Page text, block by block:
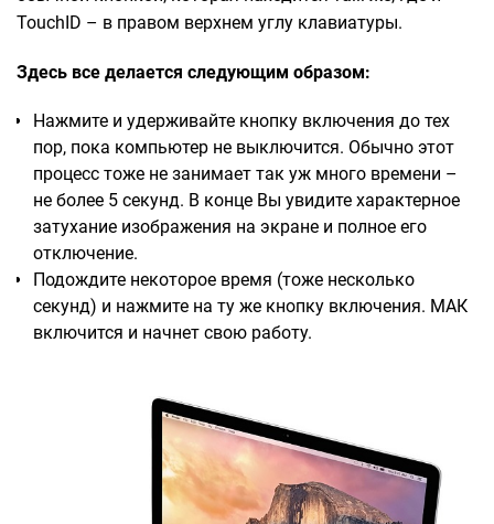
TouchID – в правом верхнем углу клавиатуры.
Здесь все делается следующим образом:
Нажмите и удерживайте кнопку включения до тех
пор, пока компьютер не выключится. Обычно этот
процесс тоже не занимает так уж много времени –
не более 5 секунд. В конце Вы увидите характерное
затухание изображения на экране и полное его
отключение.
Подождите некоторое время (тоже несколько
секунд) и нажмите на ту же кнопку включения. МАК
включится и начнет свою работу.